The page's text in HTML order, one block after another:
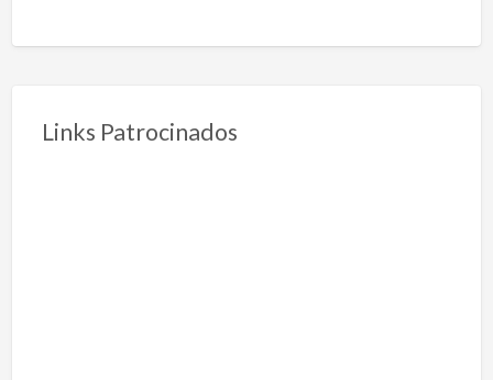
Links Patrocinados